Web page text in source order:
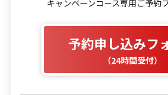
キャンペーンコース専用ご予約
予約申し込みフ
（24時間受付）